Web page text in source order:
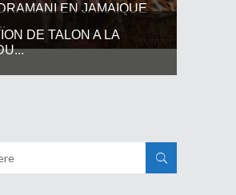
EN JAMAIQUE
DE TALON A LA